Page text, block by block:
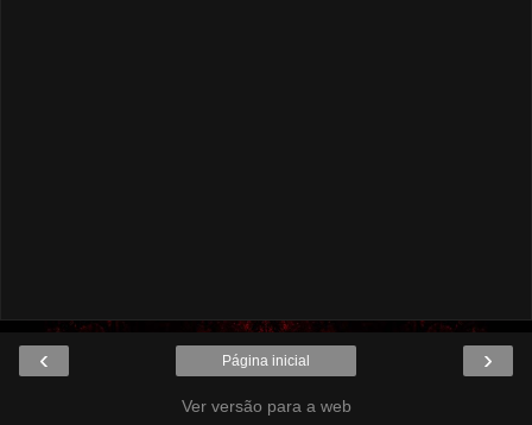
‹ ›
Página inicial
Ver versão para a web